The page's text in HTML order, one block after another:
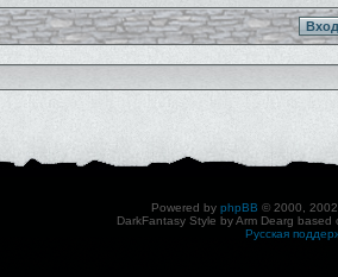
Powered by phpBB © 2000,
DarkFantasy Style by Arm Dearg
Русская